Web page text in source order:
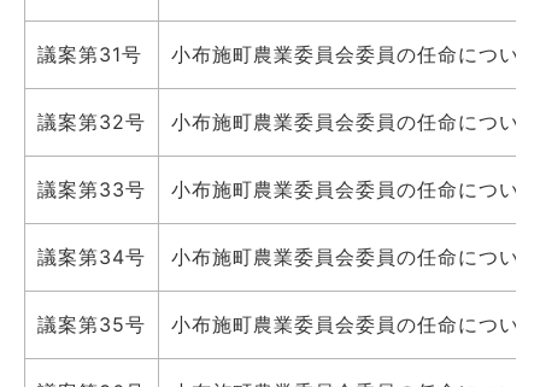
議案第31号 小布施町農業委員会委員の任命について
議案第32号 小布施町農業委員会委員の任命について
議案第33号 小布施町農業委員会委員の任命について
議案第34号 小布施町農業委員会委員の任命について
議案第35号 小布施町農業委員会委員の任命について